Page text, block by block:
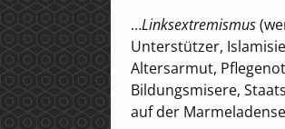
…Linksextremismus
Unterstützer,
Altersarmut,
Bildungsmisere,
auf der